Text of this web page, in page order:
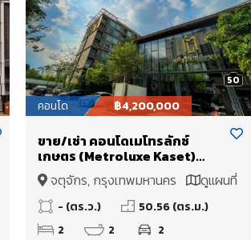
50
คอนโด ฿4,200,000
ขาย/เช่า คอนโดเมโทรลักซ์
เกษตร (Metroluxe Kaset)
ขนาด 50.56 ตร.ม. 2 ห้องนอน 2
ห้องน้ำ 2 จอด ใกล้ ม.เกษตรฯ/
ห้างเมเจอร์รัชโยธิน/ RS Group/
เกษตร-นวมินทร์/ เสนานิคม
จตุจักร, กรุงเทพมหานคร ดูแผนที่
- (ตร.ว.)
50.56 (ตร.ม.)
2
2 2